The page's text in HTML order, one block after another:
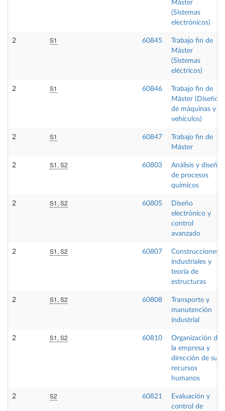
Máster
(Sistemas
electrónicos)
2 S1 60845
Trabajo fin de
Máster
(Sistemas
eléctricos)
2 S1 60846
Trabajo fin de
Máster (Diseño
de máquinas y
vehículos)
2 S1 60847
Trabajo fin de
Máster
2 S1, S2 60803
Análisis y diseño
de procesos
químicos
2 S1, S2 60805
Diseño
electrónico y
control
avanzado
2 S1, S2 60807
Construcciones
industriales y
teoría de
estructuras
2 S1, S2 60808
Transporte y
manutención
industrial
2 S1, S2 60810
Organización de
la empresa y
dirección de sus
recursos
humanos
2 S2 60821
Evaluación y
control de